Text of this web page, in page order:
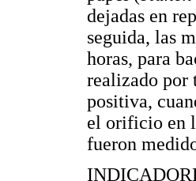
dejadas en
seguida, las
horas, para
realizado por
positiva,
el orificio en
fueron